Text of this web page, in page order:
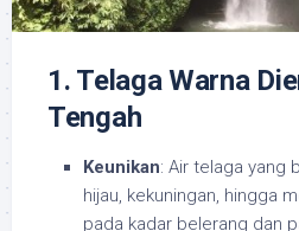
1. Telaga Warna
Tengah
Keunikan: Air telaga yang
hijau, kekuningan, hingga
pada kadar belerang dan